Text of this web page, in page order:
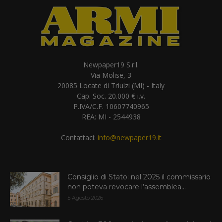
Newpaper19 S.r.l.
Via Molise, 3
20085 Locate di Triulzi (MI) - Italy
Cap. Soc. 20.000 € i.v.
P.IVA/C.F. 10607740965
REA: MI - 2544938
Contattaci: info@newpaper19.it
Consiglio di Stato: nel 2025 il commissario
non poteva revocare l’assemblea...
5 Agosto 2026